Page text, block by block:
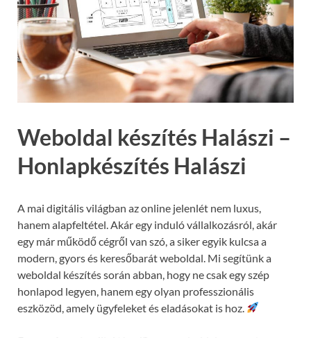
Weboldal készítés Halászi –
Honlapkészítés Halászi
A mai digitális világban az online jelenlét nem luxus,
hanem alapfeltétel. Akár egy induló vállalkozásról, akár
egy már működő cégről van szó, a siker egyik kulcsa a
modern, gyors és keresőbarát weboldal. Mi segítünk a
weboldal készítés során abban, hogy ne csak egy szép
honlapod legyen, hanem egy olyan professzionális
eszközöd, amely ügyfeleket és eladásokat is hoz.